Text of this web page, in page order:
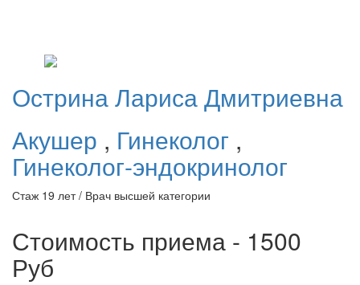
ОстринаЛариса Дмитриевна
Акушер , Гинеколог ,
Гинеколог-эндокринолог
Стаж 19 лет / Врач высшей категории
Стоимость приема - 1500
Руб